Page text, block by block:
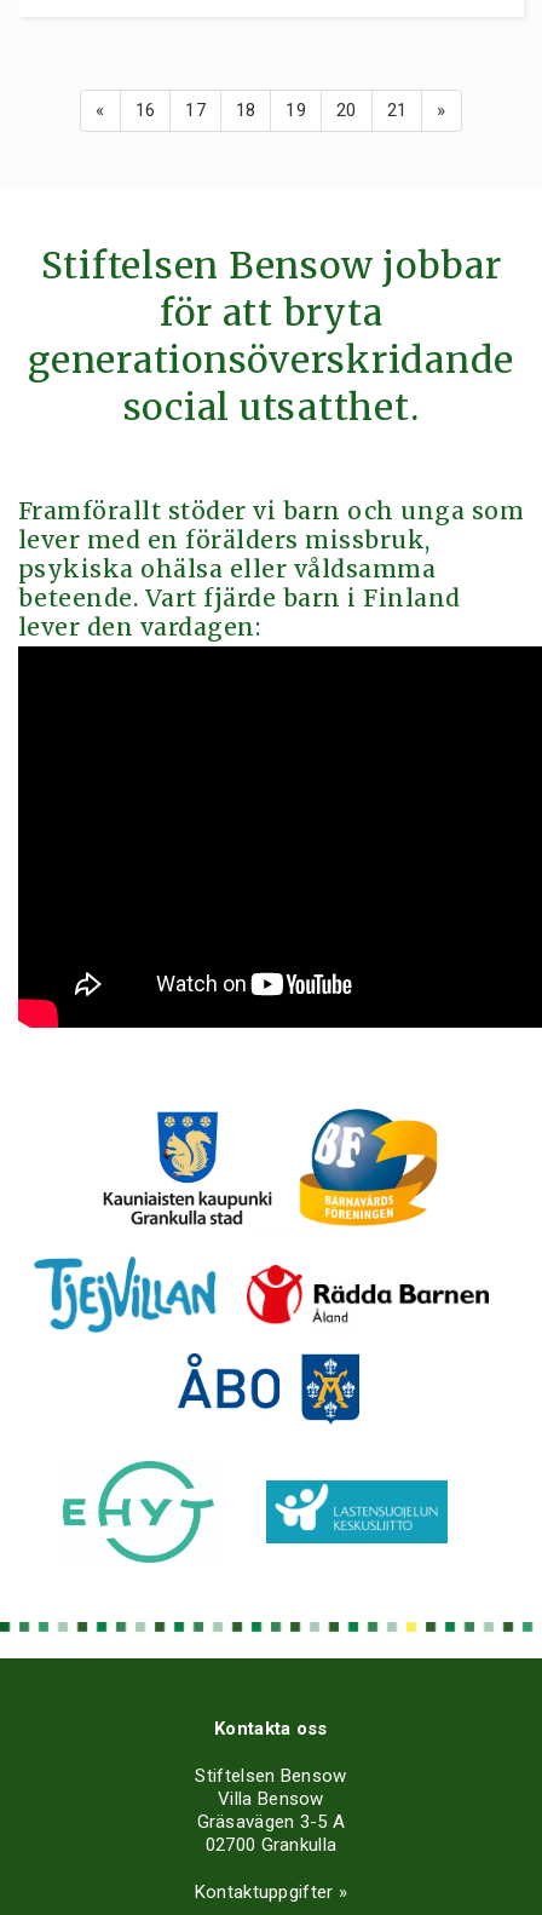
« 16 17 18 19 20 21 »
Stiftelsen Bensow jobbar
för att bryta
generationsöverskridande
social utsatthet.
Framförallt stöder vi barn och unga som
lever med en förälders missbruk,
psykiska ohälsa eller våldsamma
beteende. Vart fjärde barn i Finland
lever den vardagen:
Kontakta oss
Stiftelsen Bensow
Villa Bensow
Gräsavägen 3-5 A
02700 Grankulla
Kontaktuppgifter »